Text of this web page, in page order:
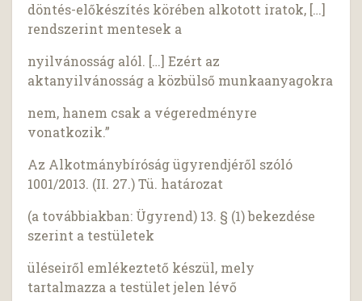
döntés-előkészítés körében alkotott iratok, […]
rendszerint mentesek a
nyilvánosság alól. […] Ezért az
aktanyilvánosság a közbülső munkaanyagokra
nem, hanem csak a végeredményre
vonatkozik.”
Az Alkotmánybíróság ügyrendjéről szóló
1001/2013. (II. 27.) Tü. határozat
(a továbbiakban: Ügyrend) 13. § (1) bekezdése
szerint a testületek
üléseiről emlékeztető készül, mely
tartalmazza a testület jelen lévő